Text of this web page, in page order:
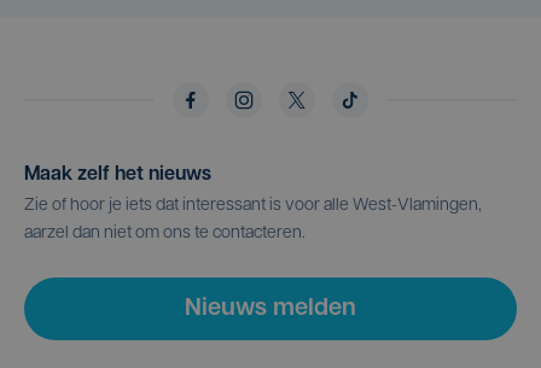
Maak zelf het nieuws
Zie of hoor je iets dat interessant is voor alle West-Vlamingen,
aarzel dan niet om ons te contacteren.
Nieuws melden